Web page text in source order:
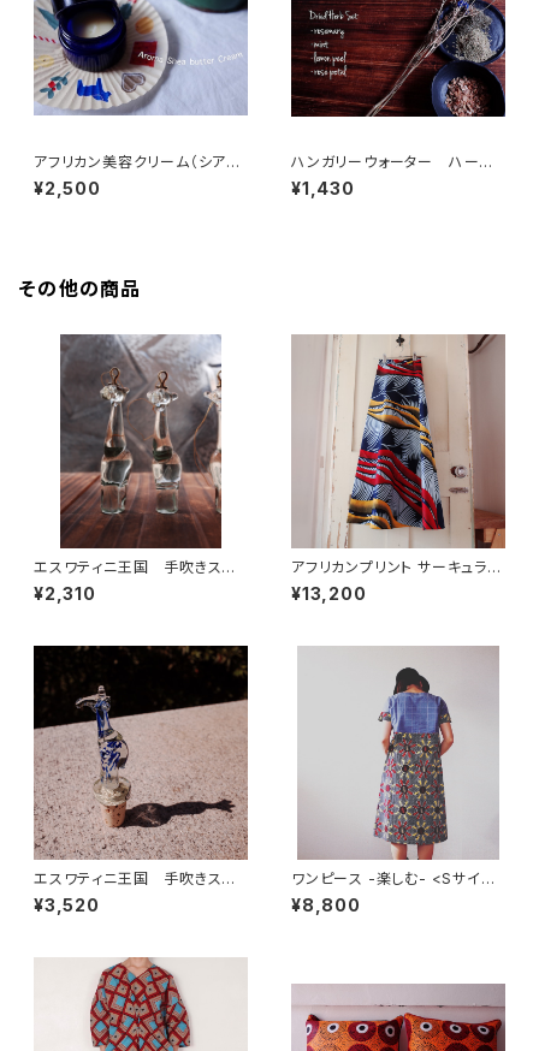
アフリカン美容クリーム（シアバ
ター + バオバブオイル + マダガ
スカル精油)
¥2,500
ハンガリーウォーター ハーブ
セット（レシピ付き）
¥1,430
その他の商品
エスワティニ王国 手吹きスワ
ジグラス アニマル オーナメント
(Giraffe)
¥2,310
アフリカンプリント サーキュラー
ラップスカート
¥13,200
エスワティニ王国 手吹きスワ
ジグラス アニマルボトル ストッ
パー(Giraffe)
¥3,520
ワンピース -楽しむ- <Sサイズ
>
¥8,800